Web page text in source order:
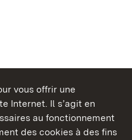
vous offrir une
Internet. Il s’agit en
au fonctionnement
des cookies à des fins
Bade-Wurtemberg